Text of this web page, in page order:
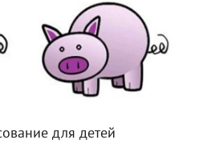
для детей